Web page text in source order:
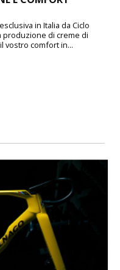
in Italia da Ciclo
produzione di creme di
vostro comfort in...